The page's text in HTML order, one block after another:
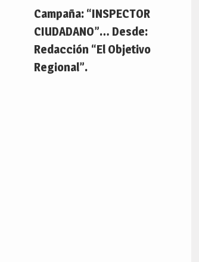
Campaña: “INSPECTOR
CIUDADANO”… Desde:
Redacción “El Objetivo
Regional”.